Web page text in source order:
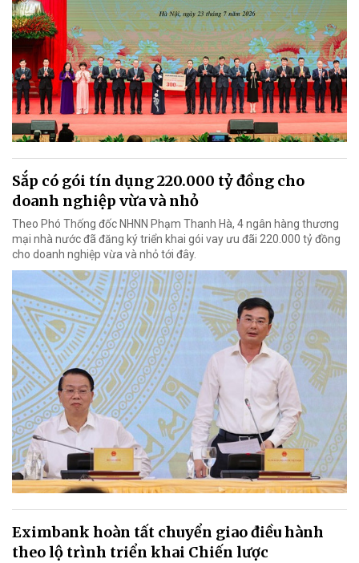
Sắp có gói tín dụng 220.000 tỷ đồng cho
doanh nghiệp vừa và nhỏ
Theo Phó Thống đốc NHNN Phạm Thanh Hà, 4 ngân hàng thương
mại nhà nước đã đăng ký triển khai gói vay ưu đãi 220.000 tỷ đồng
cho doanh nghiệp vừa và nhỏ tới đây.
Eximbank hoàn tất chuyển giao điều hành
theo lộ trình triển khai Chiến lược